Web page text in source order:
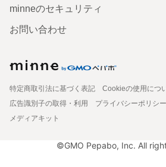
minneのセキュリティ
お問い合わせ
特定商取引法に基づく表記
Cookieの使用につ
広告識別子の取得・利用
プライバシーポリシー
メディアキット
©GMO Pepabo, Inc. All